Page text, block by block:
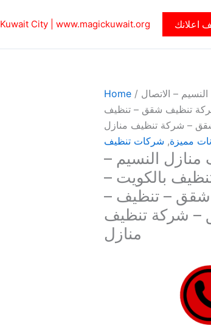
Kuwait City | www.magickuwait.org اعلانك
Home / – الاتصال
– شركة تنظيف شقق – تنظيف
– شركة تنظيف منازل
مميزة, شركات تنظيف
النسيم –
– شركة تنظيف بالكويت –
شقق – تنظيف –
– شركة تنظيف
منازل